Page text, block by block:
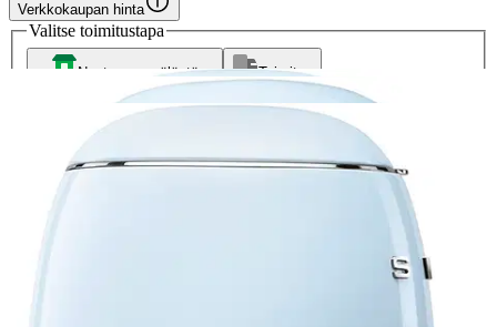
Verkkokaupan hinta
Valitse toimitustapa
Nouto myymälästä
Ilmainen
Siirry valitsemaan myymälä
Toimitus
Ei saatavilla
Ilmainen toimitus yli 100 €:n tilauksille